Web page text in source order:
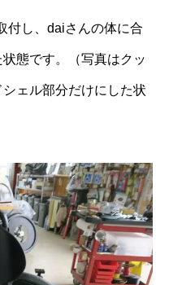
付し、daiさんの体に合
態です。（写真はクッ
ェル部分だけにした状